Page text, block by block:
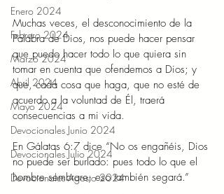
Enero 2024
Febrero 2024
Marzo 2024
Abril 2024
Mayo 2024
Devocionales Junio 2024
Devocionales Julio 2024
Devocionales Agosto 2024
Muchas veces, el desconocimiento de la
Palabra de Dios, nos puede hacer pensar
que puedo hacer todo lo que quiera sin
tomar en cuenta que ofendemos a Dios; y
que, cada cosa que haga, que no esté de
acuerdo a la voluntad de Él, traerá
consecuencias a mi vida.
En Gálatas 6:7 dice “No os engañéis, Dios
no puede ser burlado: pues todo lo que el
hombre sembrare, eso también segará.”